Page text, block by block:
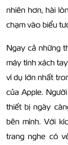
nhiên hơn, hài
chạm vào biểu
Ngay cả những
máy tính xách
ví dụ lớn nhất
của Apple.
thiết bị ngày
bên mình. Với
trang nghe có